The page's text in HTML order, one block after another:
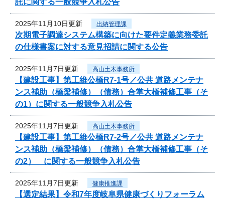
2025年11月10日更新 出納管理課
次期電子調達システム構築に向けた要件定義業務委託
の仕様書案に対する意見招請に関する公告
2025年11月7日更新 高山土木事務所
【建設工事】第工維公橋R7-1号／公共 道路メンテナ
ンス補助（橋梁補修）（債務）合掌大橋補修工事（そ
の1）に関する一般競争入札公告
2025年11月7日更新 高山土木事務所
【建設工事】第工維公橋R7-2号／公共 道路メンテナ
ンス補助（橋梁補修）（債務）合掌大橋補修工事（そ
の2） に関する一般競争入札公告
2025年11月7日更新 健康推進課
【選定結果】令和7年度岐阜県健康づくりフォーラム